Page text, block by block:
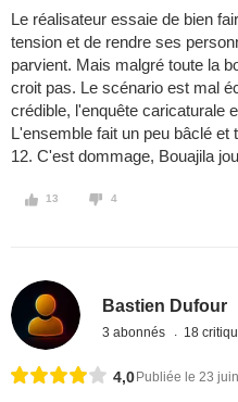
Le réalisateur essaie de bien
tension et de rendre ses
parvient. Mais malgré toute la
croit pas. Le scénario est mal
crédible, l'enquête caricaturale
L'ensemble fait un peu bâclé
12. C'est dommage, Bouajila
13 4
Bastien Dufour
3 abonnés 18
4,0 Publiée le 23